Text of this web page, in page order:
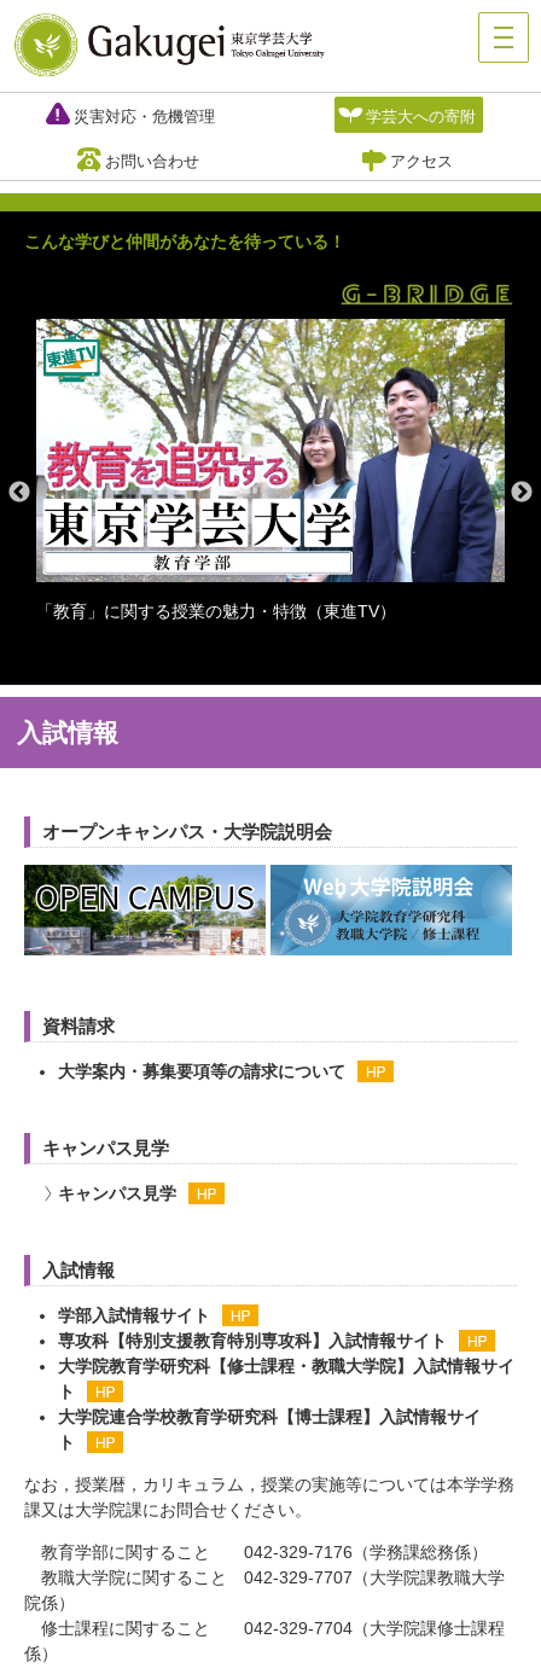
災害対応・危機管理 学芸大への寄附
お問い合わせ アクセス
こんな学びと仲間があなたを待っている！
「教育」に関する授業の魅力・特徴（東進TV）
入試情報
オープンキャンパス・大学院説明会
資料請求
大学案内・募集要項等の請求について
キャンパス見学
キャンパス見学
入試情報
学部入試情報サイト
専攻科【特別支援教育特別専攻科】入試情報サイト
大学院教育学研究科【修士課程・教職大学院】入試情報サイ
ト
大学院連合学校教育学研究科【博士課程】入試情報サイ
ト
なお，授業暦，カリキュラム，授業の実施等については本学学務
課又は大学院課にお問合せください。
教育学部に関すること 042-329-7176（学務課総務係）
教職大学院に関すること 042-329-7707（大学院課教職大学
院係）
修士課程に関すること 042-329-7704（大学院課修士課程
係）